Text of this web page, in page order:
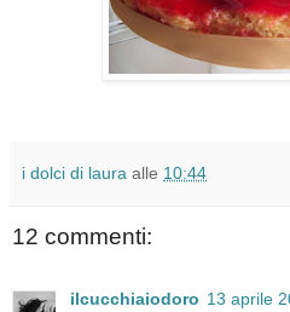
i dolci di laura alle 10:44
12 commenti:
ilcucchiaiodoro 13 aprile